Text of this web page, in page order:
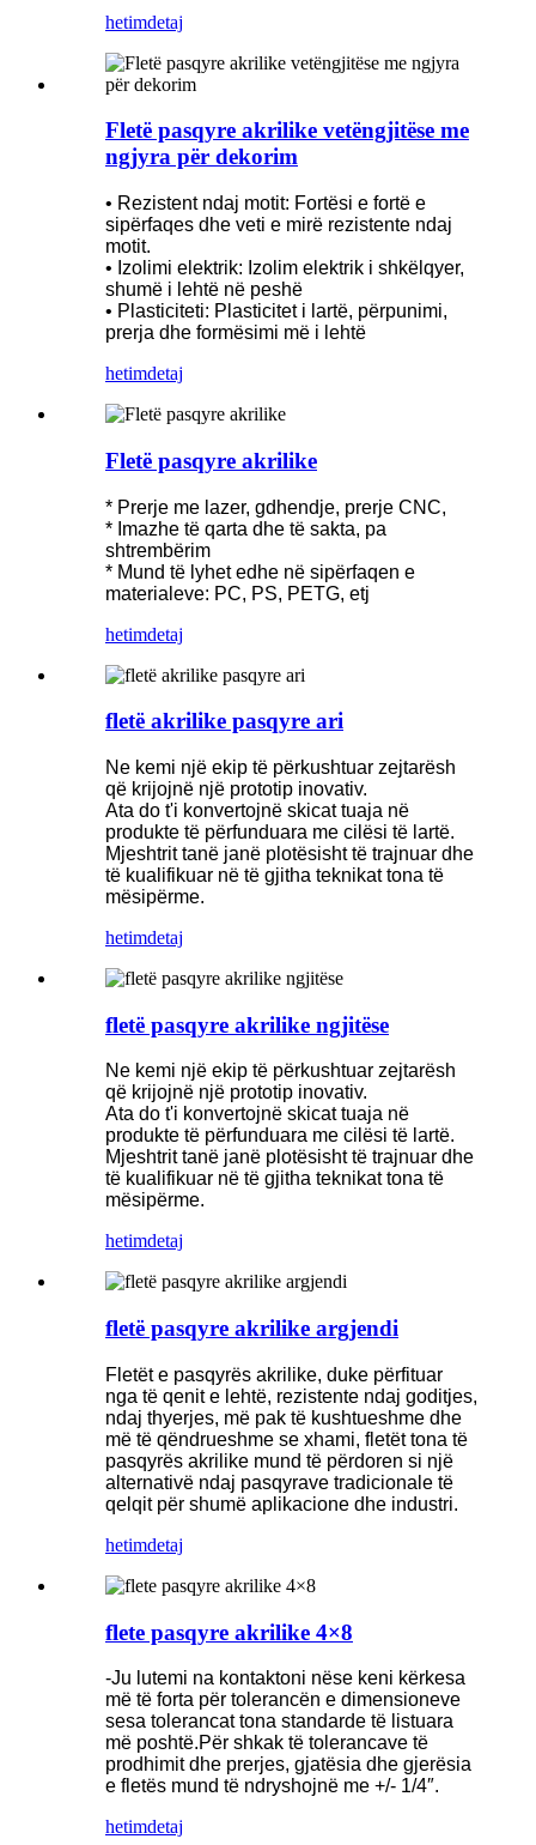
hetimdetaj
Fletë pasqyre akrilike vetëngjitëse me
ngjyra për dekorim
• Rezistent ndaj motit: Fortësi e fortë e
sipërfaqes dhe veti e mirë rezistente ndaj
motit.
• Izolimi elektrik: Izolim elektrik i shkëlqyer,
shumë i lehtë në peshë
• Plasticiteti: Plasticitet i lartë, përpunimi,
prerja dhe formësimi më i lehtë
hetimdetaj
Fletë pasqyre akrilike
* Prerje me lazer, gdhendje, prerje CNC,
* Imazhe të qarta dhe të sakta, pa
shtrembërim
* Mund të lyhet edhe në sipërfaqen e
materialeve: PC, PS, PETG, etj
hetimdetaj
fletë akrilike pasqyre ari
Ne kemi një ekip të përkushtuar zejtarësh
që krijojnë një prototip inovativ.
Ata do t'i konvertojnë skicat tuaja në
produkte të përfunduara me cilësi të lartë.
Mjeshtrit tanë janë plotësisht të trajnuar dhe
të kualifikuar në të gjitha teknikat tona të
mësipërme.
hetimdetaj
fletë pasqyre akrilike ngjitëse
Ne kemi një ekip të përkushtuar zejtarësh
që krijojnë një prototip inovativ.
Ata do t'i konvertojnë skicat tuaja në
produkte të përfunduara me cilësi të lartë.
Mjeshtrit tanë janë plotësisht të trajnuar dhe
të kualifikuar në të gjitha teknikat tona të
mësipërme.
hetimdetaj
fletë pasqyre akrilike argjendi
Fletët e pasqyrës akrilike, duke përfituar
nga të qenit e lehtë, rezistente ndaj goditjes,
ndaj thyerjes, më pak të kushtueshme dhe
më të qëndrueshme se xhami, fletët tona të
pasqyrës akrilike mund të përdoren si një
alternativë ndaj pasqyrave tradicionale të
qelqit për shumë aplikacione dhe industri.
hetimdetaj
flete pasqyre akrilike 4×8
-Ju lutemi na kontaktoni nëse keni kërkesa
më të forta për tolerancën e dimensioneve
sesa tolerancat tona standarde të listuara
më poshtë.Për shkak të tolerancave të
prodhimit dhe prerjes, gjatësia dhe gjerësia
e fletës mund të ndryshojnë me +/- 1/4″.
hetimdetaj